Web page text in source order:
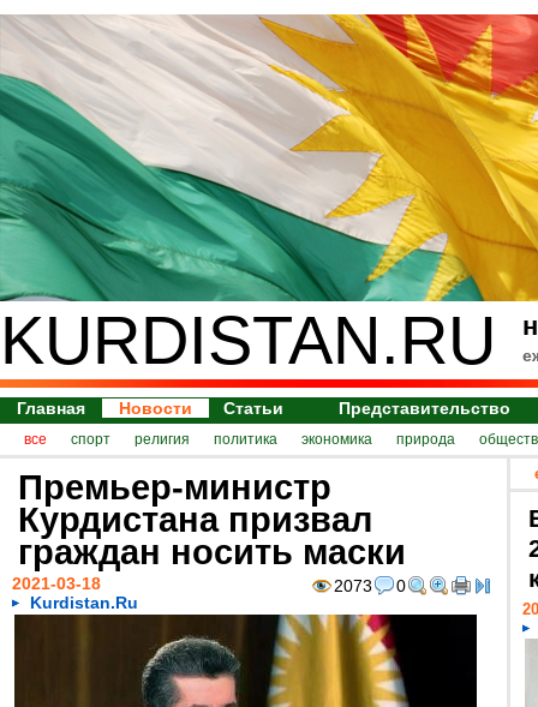
KURDISTAN.RU
Главная Новости Статьи Представительство
все спорт религия политика экономика природа
Премьер-министр
Курдистана призвал
граждан носить маски
2073 0
2021-03-18
Kurdistan.Ru